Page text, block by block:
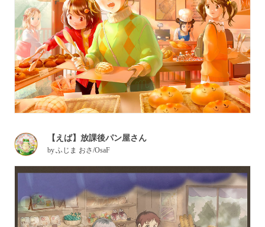
【えば】放課後パン屋さん
byふじま おさ/OsaF